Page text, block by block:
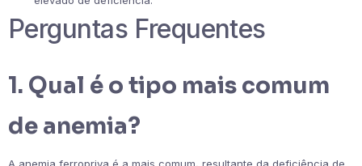
Perguntas Frequentes
1. Qual é o tipo mais comum
de anemia?